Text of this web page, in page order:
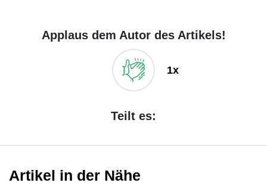
Applaus dem Autor des Artikels!
1x
Teilt es:
Artikel in der Nähe